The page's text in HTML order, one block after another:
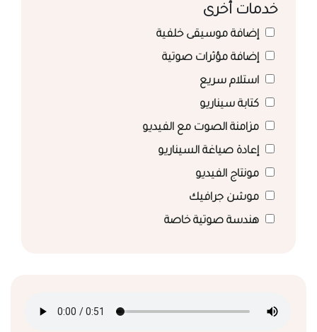
خدمات أخرى
إضافة موسيقى خلفية
إضافة مؤثرات صوتية
استلام سريع
كتابة سيناريو
مزامنة الصوت مع الفيديو
إعادة صياغة السيناريو
مونتاج الفيديو
موشن جرافيك
هندسة صوتية خاصة